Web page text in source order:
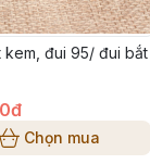
kem, đui 95/ đui bắt
Chọn mua